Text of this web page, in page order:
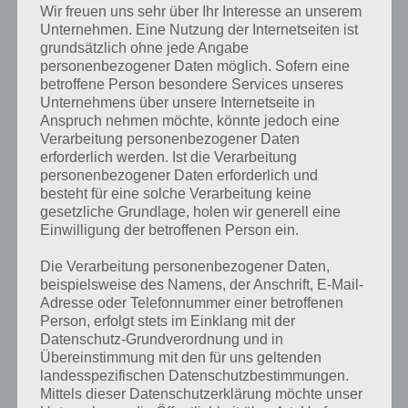
Oben findest du bereits die Lösung rund um Ein Nahrungsmittel,
das man aufbrechen muss, um es zu essen. Da die Reihenfolge bei
jedem Spieler anders ist, können wir dir nicht das exakte Level
anzeigen, weshalb du über unsere Komplettlösung jedoch trotzdem
zu jedem Sachverhalt die entsprechenden Antworten findest!
Weitere Lösungen zu 94%
gesucht? Schaue inunsere
Komplettlösung zur App! Dort
kannst du mit der Suche
schnell die Antworten und
Lösungen der über 300 Level
finden!
Du findest Lösungen auch ohne unsere Hilfe, indem du in der App
Wir freuen uns sehr über Ihr Interesse an unserem
Unternehmen. Eine Nutzung der Internetseiten ist
grundsätzlich ohne jede Angabe
personenbezogener Daten möglich. Sofern eine
betroffene Person besondere Services unseres
Unternehmens über unsere Internetseite in
Anspruch nehmen möchte, könnte jedoch eine
Verarbeitung personenbezogener Daten
erforderlich werden. Ist die Verarbeitung
personenbezogener Daten erforderlich und
besteht für eine solche Verarbeitung keine
gesetzliche Grundlage, holen wir generell eine
Einwilligung der betroffenen Person ein.
Die Verarbeitung personenbezogener Daten,
beispielsweise des Namens, der Anschrift, E-Mail-
Adresse oder Telefonnummer einer betroffenen
Person, erfolgt stets im Einklang mit der
Datenschutz-Grundverordnung und in
Übereinstimmung mit den für uns geltenden
landesspezifischen Datenschutzbestimmungen.
Mittels dieser Datenschutzerklärung möchte unser